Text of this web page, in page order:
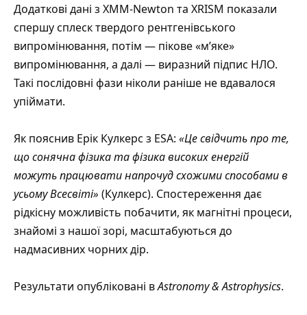
Додаткові дані з XMM-Newton та XRISM показали
спершу сплеск твердого рентгенівського
випромінювання, потім — пікове «м’яке»
випромінювання, а далі — виразний підпис НЛО.
Такі послідовні фази ніколи раніше не вдавалося
упіймати.
Як пояснив Ерік Кулкерс з ESA: «Це свідчить про те,
що сонячна фізика та фізика високих енергій
можуть працювати напрочуд схожими способами в
усьому Всесвіті» (Кулкерс). Спостереження дає
рідкісну можливість побачити, як магнітні процеси,
знайомі з нашої зорі, масштабуються до
надмасивних чорних дір.
Результати опубліковані вAstronomy & Astrophysics.